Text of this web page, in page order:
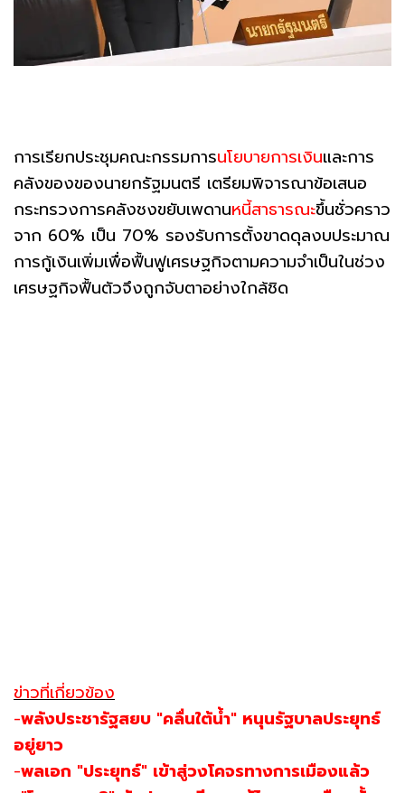
การเรียกประชุมคณะกรรมการนโยบายการเงินและการ
คลังของของนายกรัฐมนตรี เตรียมพิจารณาข้อเสนอ
กระทรวงการคลังชงขยับเพดานหนี้สาธารณะขึ้นชั่วคราว
จาก 60% เป็น 70% รองรับการตั้งขาดดุลงบประมาณ
การกู้เงินเพิ่มเพื่อฟื้นฟูเศรษฐกิจตามความจำเป็นในช่วง
เศรษฐกิจฟื้นตัวจึงถูกจับตาอย่างใกล้ชิด
ข่าวที่เกี่ยวข้อง
-พลังประชารัฐสยบ "คลื่นใต้น้ำ" หนุนรัฐบาลประยุทธ์
อยู่ยาว
-พลเอก "ประยุทธ์" เข้าสู่วงโคจรทางการเมืองแล้ว